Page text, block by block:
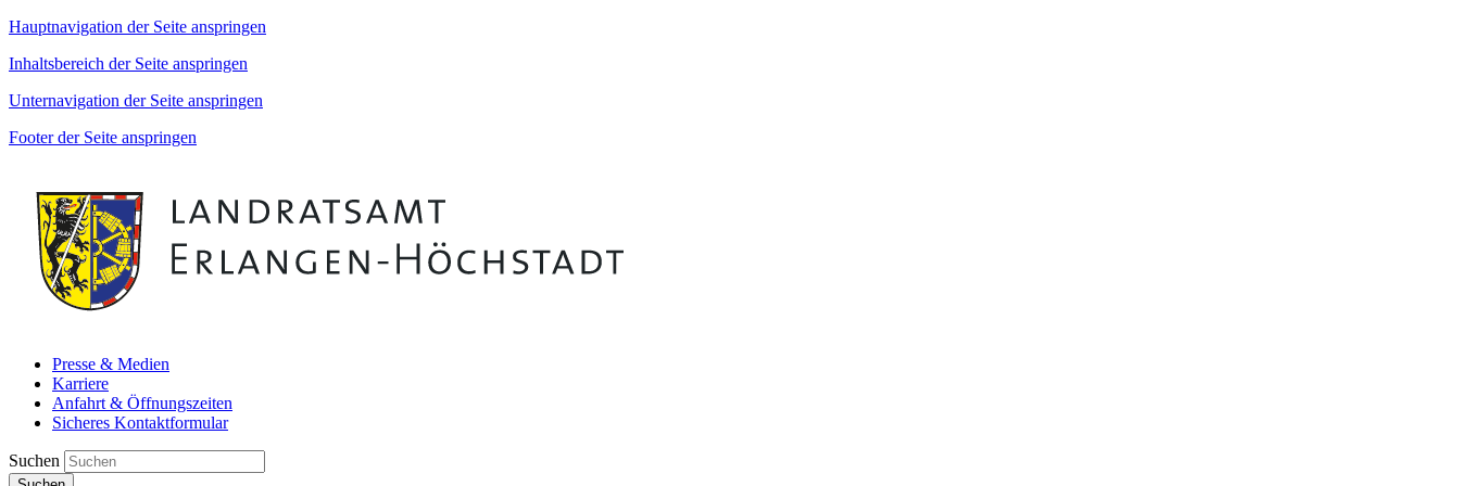
Hauptnavigation der Seite anspringen
Inhaltsbereich der Seite anspringen
Unternavigation der Seite anspringen
Footer der Seite anspringen
Presse & Medien
Karriere
Anfahrt & Öffnungszeiten
Sicheres Kontaktformular
Suchen